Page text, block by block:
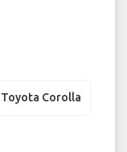
Toyota Corolla